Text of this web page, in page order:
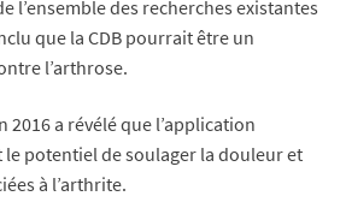
l’ensemble des recherches existantes
que la CDB pourrait être un
l’arthrose.
2016 a révélé que l’application
le potentiel de soulager la douleur et
à l’arthrite.